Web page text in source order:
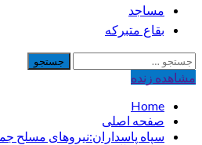
مساجد
بقاع متبرکه
جستجو
برای:
مشاهده‌ زنده
Home
صفحه اصلی
سپاه پاسداران:نیروهای مسلح